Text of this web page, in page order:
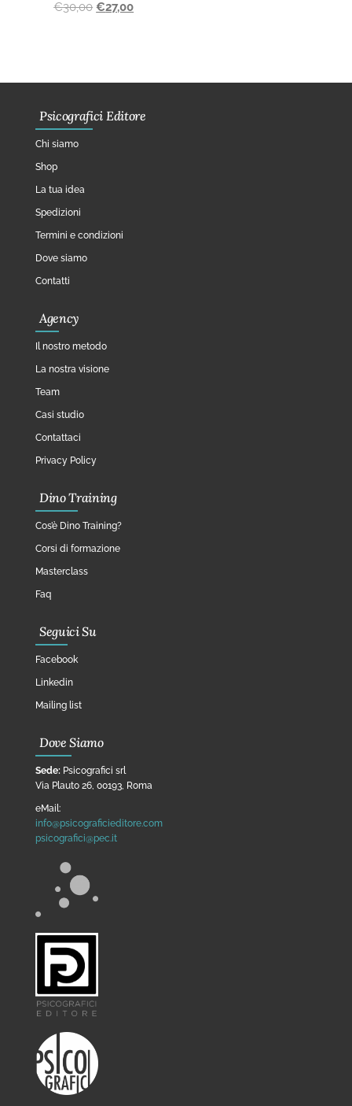
€30,00 €27,00
Psicografici Editore
Chi siamo
Shop
La tua idea
Spedizioni
Termini e condizioni
Dove siamo
Contatti
Agency
Il nostro metodo
La nostra visione
Team
Casi studio
Contattaci
Privacy Policy
Dino Training
Cos’è Dino Training?
Corsi di formazione
Masterclass
Faq
Seguici Su
Facebook
Linkedin
Mailing list
Dove Siamo
Sede: Psicografici srl
Via Plauto 26, 00193, Roma
eMail:
info@psicograficieditore.com
psicografici@pec.it